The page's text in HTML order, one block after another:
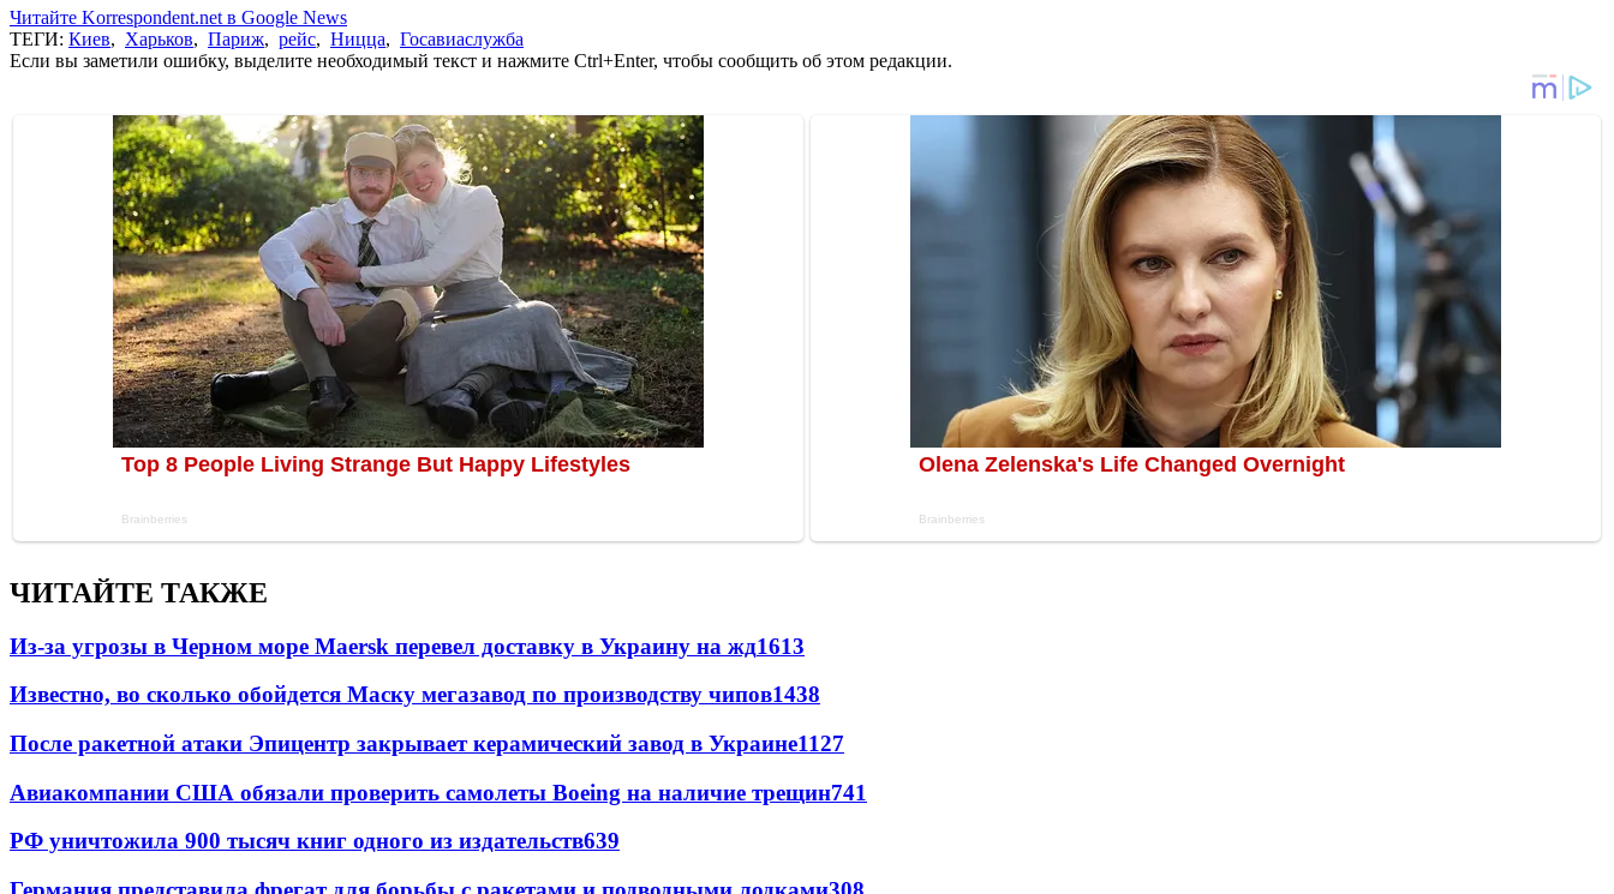
Читайте Korrespondent.net в Google News
ТЕГИ: Киев, Харьков, Париж, рейс, Ницца, Госавиаслужба
Если вы заметили ошибку, выделите необходимый текст и нажмите Ctrl+Enter, чтобы сообщить об этом редакции.
ЧИТАЙТЕ ТАКЖЕ
Из-за угрозы в Черном море Maersk перевел доставку в Украину на жд1613
Известно, во сколько обойдется Маску мегазавод по производству чипов1438
После ракетной атаки Эпицентр закрывает керамический завод в Украине1127
Авиакомпании США обязали проверить самолеты Boeing на наличие трещин741
РФ уничтожила 900 тысяч книг одного из издательств639